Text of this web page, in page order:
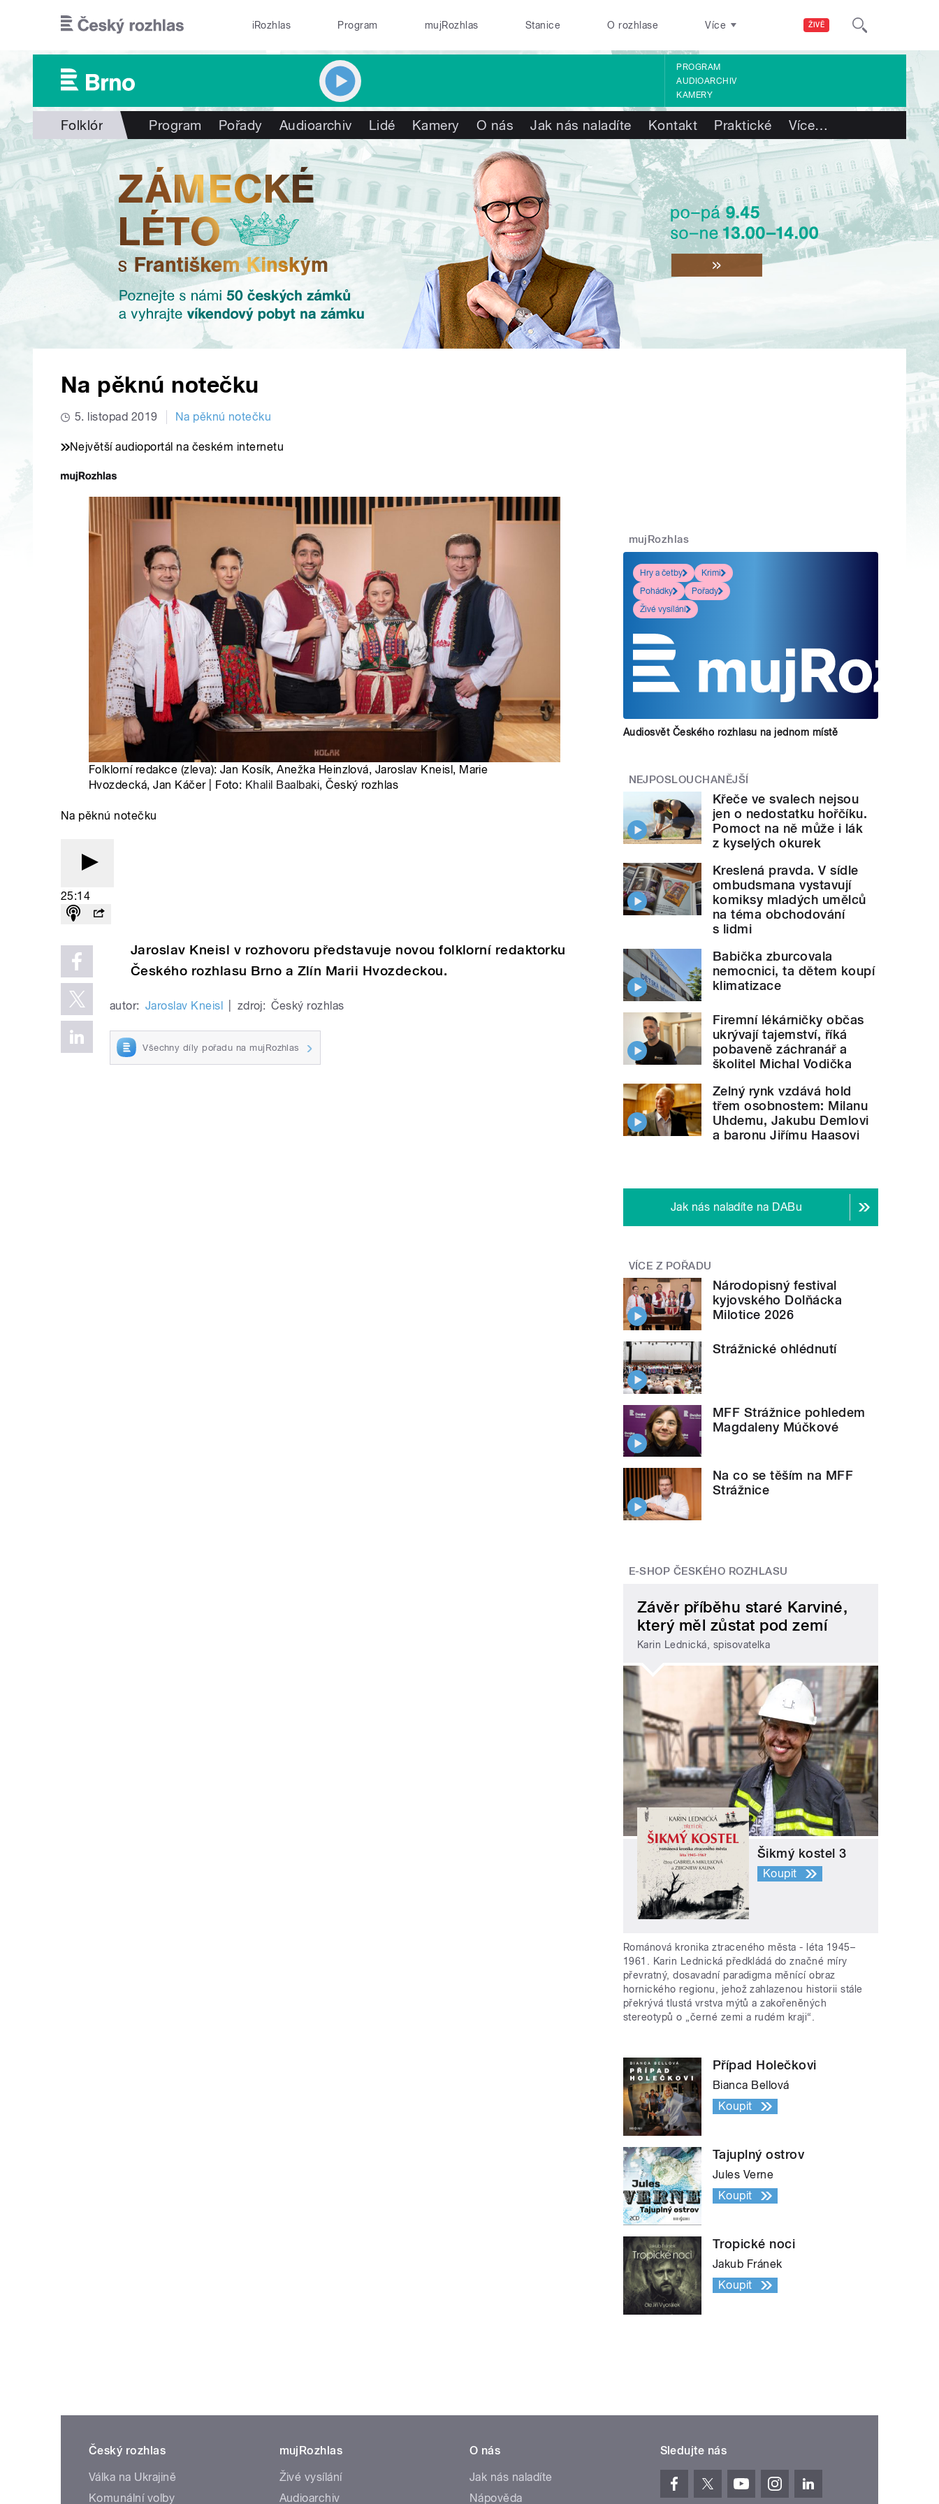
ŽIVĚ
iRozhlas Program mujRozhlas Stanice O rozhlase Více
PROGRAM
AUDIOARCHIV
KAMERY
Folklór Program Pořady Audioarchiv Lidé Kamery O nás Jak nás naladíte Kontakt Praktické Více…
Na pěknú notečku
5. listopad 2019 Na pěknú notečku
Největší audioportál na českém internetu
Folklorní redakce (zleva): Jan Kosík, Anežka Heinzlová, Jaroslav Kneisl, Marie
Hvozdecká, Jan Káčer | Foto: Khalil Baalbaki, Český rozhlas
Na pěknú notečku
25:14
Jaroslav Kneisl v rozhovoru představuje novou folklorní redaktorku
Českého rozhlasu Brno a Zlín Marii Hvozdeckou.
autor: Jaroslav Kneisl zdroj: Český rozhlas
Všechny díly pořadu na mujRozhlas
mujRozhlas
Hry a četby
Krimi
Pohádky
Pořady
Živé vysílání
Audiosvět Českého rozhlasu na jednom místě
NEJPOSLOUCHANĚJŠÍ
Křeče ve svalech nejsou
jen o nedostatku hořčíku.
Pomoct na ně může i lák
z kyselých okurek
Kreslená pravda. V sídle
ombudsmana vystavují
komiksy mladých umělců
na téma obchodování
s lidmi
Babička zburcovala
nemocnici, ta dětem koupí
klimatizace
Firemní lékárničky občas
ukrývají tajemství, říká
pobaveně záchranář a
školitel Michal Vodička
Zelný rynk vzdává hold
třem osobnostem: Milanu
Uhdemu, Jakubu Demlovi
a baronu Jiřímu Haasovi
Jak nás naladíte na DABu
VÍCE Z POŘADU
Národopisný festival
kyjovského Dolňácka
Milotice 2026
Strážnické ohlédnutí
MFF Strážnice pohledem
Magdaleny Múčkové
Na co se těším na MFF
Strážnice
E-SHOP ČESKÉHO ROZHLASU
Závěr příběhu staré Karviné,
který měl zůstat pod zemí
Karin Lednická, spisovatelka
Šikmý kostel 3
Koupit
Románová kronika ztraceného města - léta 1945–
1961. Karin Lednická předkládá do značné míry
převratný, dosavadní paradigma měnící obraz
hornického regionu, jehož zahlazenou historii stále
překrývá tlustá vrstva mýtů a zakořeněných
stereotypů o „černé zemi a rudém kraji“.
Případ Holečkovi
Bianca Bellová
Koupit
Tajuplný ostrov
Jules Verne
Koupit
Tropické noci
Jakub Fránek
Koupit
Český rozhlas
Válka na Ukrajině
Komunální volby
mujRozhlas
Živé vysílání
Audioarchiv
O nás
Jak nás naladíte
Nápověda
Sledujte nás